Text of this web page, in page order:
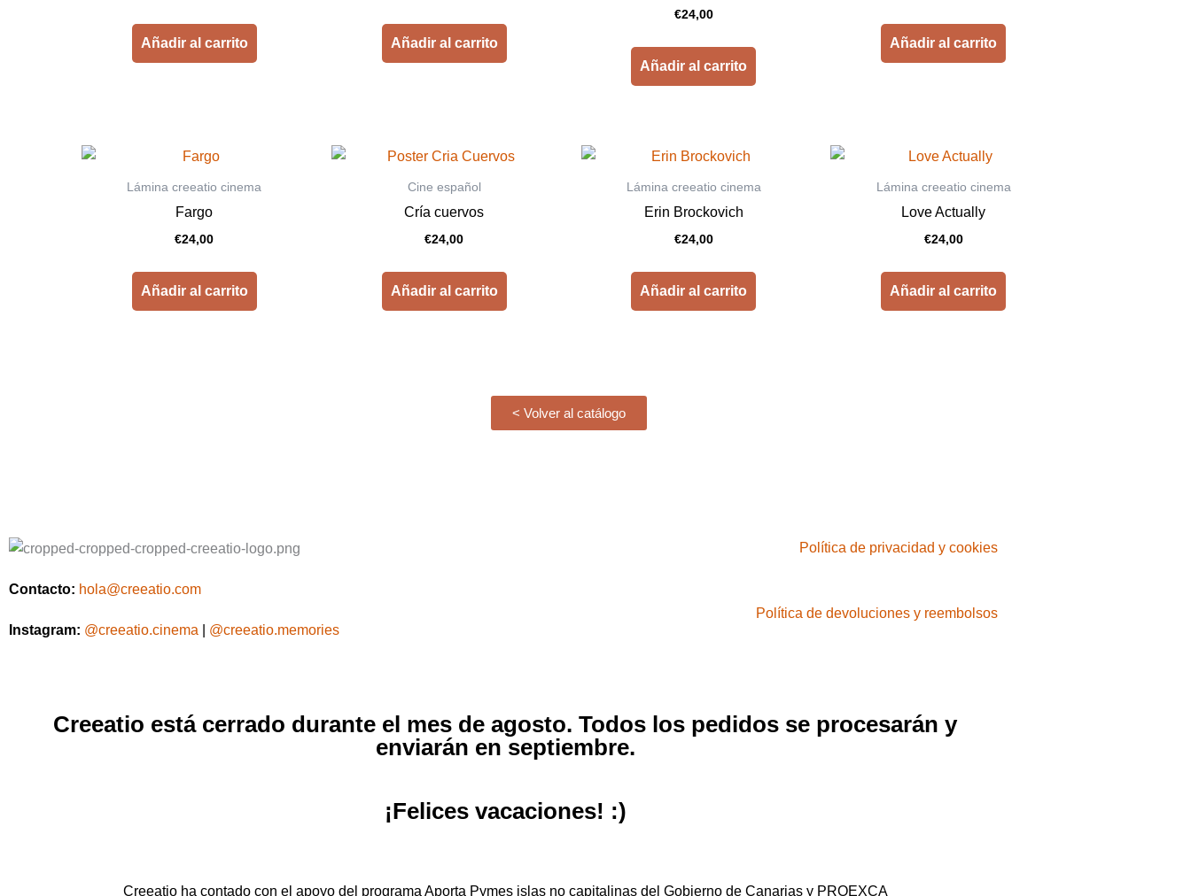
Añadir al carrito Añadir al carrito
€24,00
Añadir al carrito
Añadir al carrito
Lámina creeatio cinema
Fargo
€24,00
Añadir al carrito
Cine español
Cría cuervos
€24,00
Añadir al carrito
Lámina creeatio cinema
Erin Brockovich
€24,00
Añadir al carrito
Lámina creeatio cinema
Love Actually
€24,00
Añadir al carrito
< Volver al catálogo
Contacto: hola@creeatio.com
Instagram: @creeatio.cinema @creeatio.memories
Política de privacidad y cookies
Política de devoluciones y reembolsos
Creeatio está cerrado durante el mes de agosto. Todos los pedidos se procesarán y
enviarán en septiembre.
¡Felices vacaciones! :)
Creeatio ha contado con el apoyo del programa Aporta Pymes islas no capitalinas del Gobierno de Canarias y PROEXCA